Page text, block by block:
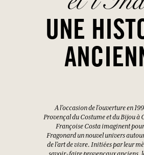
UNE
A l’occasion de l’ouverture en
Provençal du Costume et du Bijou à
Françoise Costa imaginent
Fragonard un nouvel univers
de l’art de vivre. Initiées par leur